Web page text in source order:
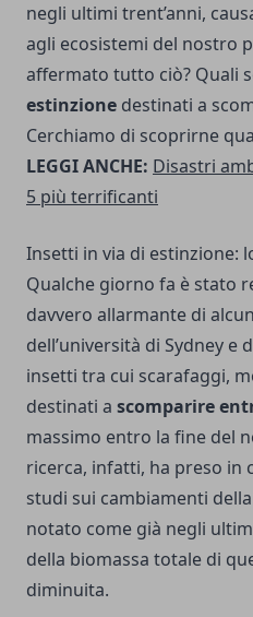
negli ultimi trent’anni,
agli ecosistemi del nostro
affermato tutto ciò? Quali
estinzione destinati a
Cerchiamo di scoprirne
LEGGI ANCHE: Disastri
5 più terrificanti
Insetti in via di estinzione:
Qualche giorno fa è stato
davvero allarmante di
dell’università di Sydney e
insetti tra cui scarafaggi,
destinati a scomparire
massimo entro la fine del
ricerca, infatti, ha preso in
studi sui cambiamenti
notato come già negli
della biomassa totale di
diminuita.